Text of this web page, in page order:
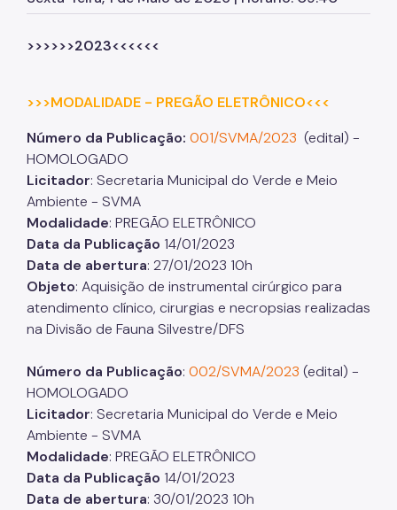
Herbário Municipal
Parques Urbanos
Unidades de Conservação
Trilha Interparques
Viveiros Municipais
Educação Ambiental UMAPAZ
Programação
Planetários
Planejamento Ambiental
Biosampa
Projetos Urbanos
Informações Ambientais
Licenciamento Ambiental
>>>>>>2023<<<<<<
>>>MODALIDADE - PREGÃO ELETRÔNICO<<<
Número da Publicação: 001/SVMA/2023 (edital) -
HOMOLOGADO
Licitador: Secretaria Municipal do Verde e Meio
Ambiente - SVMA
Modalidade: PREGÃO ELETRÔNICO
Data da Publicação 14/01/2023
Data de abertura: 27/01/2023 10h
Objeto: Aquisição de instrumental cirúrgico para
atendimento clínico, cirurgias e necropsias realizadas
na Divisão de Fauna Silvestre/DFS
Número da Publicação: 002/SVMA/2023 (edital) -
HOMOLOGADO
Licitador: Secretaria Municipal do Verde e Meio
Ambiente - SVMA
Modalidade: PREGÃO ELETRÔNICO
Data da Publicação 14/01/2023
Data de abertura: 30/01/2023 10h